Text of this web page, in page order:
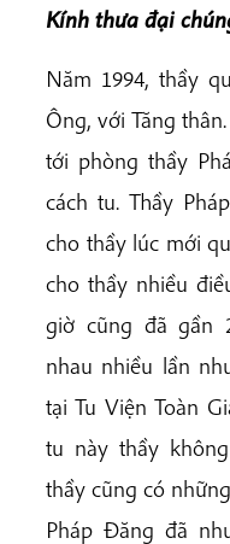
Kính thưa đại
Năm 1994, thầy
Ông, với Tăng
tới phòng thầy
cách tu. Thầy
cho thầy lúc mới
cho thầy nhiều
giờ cũng đã gần
nhau nhiều lần
tại Tu Viện Toàn
tu này thầy
thầy cũng có
Pháp Đăng đã